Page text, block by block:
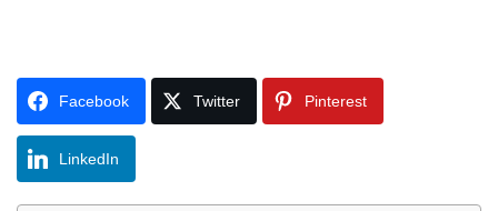
Facebook Twitter Pinterest
LinkedIn